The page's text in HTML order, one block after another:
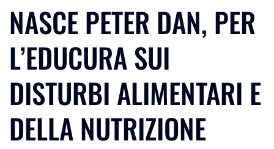
NASCE PETER DAN, PER
L’EDUCURA SUI
DISTURBI ALIMENTARI E
DELLA NUTRIZIONE